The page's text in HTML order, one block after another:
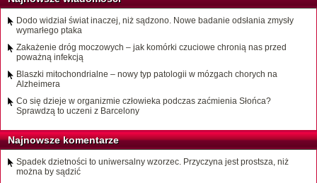
Dodo widział świat inaczej, niż sądzono. Nowe badanie odsłania zmysły
wymarłego ptaka
Zakażenie dróg moczowych – jak komórki czuciowe chronią nas przed
poważną infekcją
Blaszki mitochondrialne – nowy typ patologii w mózgach chorych na
Alzheimera
Co się dzieje w organizmie człowieka podczas zaćmienia Słońca?
Sprawdzą to uczeni z Barcelony
Najnowsze komentarze
Spadek dzietności to uniwersalny wzorzec. Przyczyna jest prostsza, niż
można by sądzić